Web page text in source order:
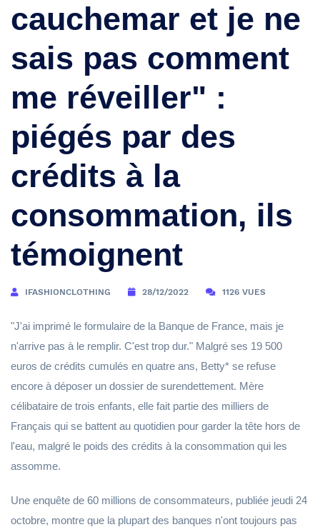
cauchemar et je ne
sais pas comment
me réveiller" :
piégés par des
crédits à la
consommation, ils
témoignent
IFASHIONCLOTHING 28/12/2022 1126 VUES
"J'ai imprimé le formulaire de la Banque de France, mais je
n'arrive pas à le remplir. C'est trop dur." Malgré ses 19 500
euros de crédits cumulés en quatre ans, Betty* se refuse
encore à déposer un dossier de surendettement. Mère
célibataire de trois enfants, elle fait partie des milliers de
Français qui se battent au quotidien pour garder la tête hors de
l'eau, malgré le poids des crédits à la consommation qui les
assomme.
Une enquête de 60 millions de consommateurs, publiée jeudi 24
octobre, montre que la plupart des banques n'ont toujours pas